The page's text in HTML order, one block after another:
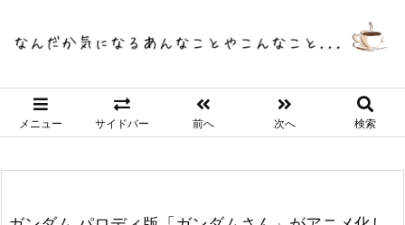
メニュー サイドバー 前へ 次へ 検索